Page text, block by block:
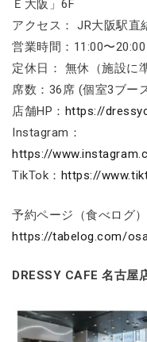
Ｅ大阪」6F
アクセス： JR大阪駅直
営業時間：11:00〜20:00
定休日： 無休（施設に
席数：36席 (個室3ブー
店舗HP： https://
Instagram：
https://
TikTok： https://
予約ページ（食べログ）
https://tabelog.com/
DRESSY CAFE 名古屋